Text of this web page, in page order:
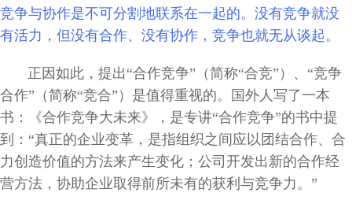
竞争与协作是不可分割地联系在一起的。没有竞争就没
有活力，但没有合作、没有协作，竞争也就无从谈起。
正因如此，提出“合作竞争”（简称“合竞”）、“竞争
合作”（简称“竞合”）是值得重视的。国外人写了一本
书：《合作竞争大未来》，是专讲“合作竞争”的书中提
到：“真正的企业变革，是指组织之间应以团结合作、合
力创造价值的方法来产生变化；公司开发出新的合作经
营方法，协助企业取得前所未有的获利与竞争力。”